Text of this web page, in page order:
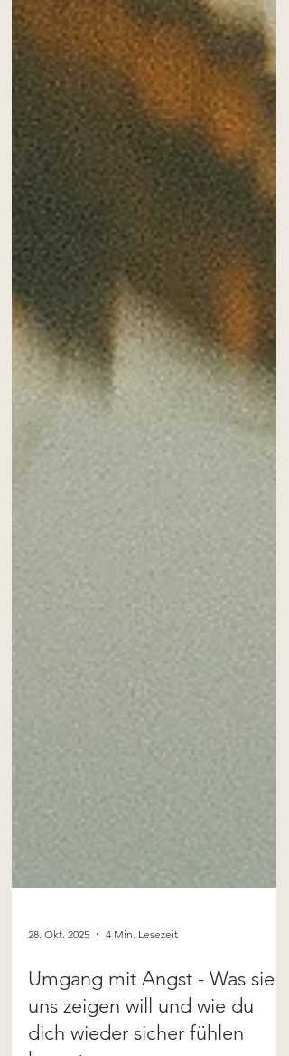
28. Okt. 2025 4 Min. Lesezeit
Umgang mit Angst - Was sie
uns zeigen will und wie du